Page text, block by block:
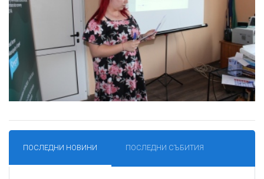
ПОСЛЕДНИ НОВИНИ ПОСЛЕДНИ СЪБИТИЯ